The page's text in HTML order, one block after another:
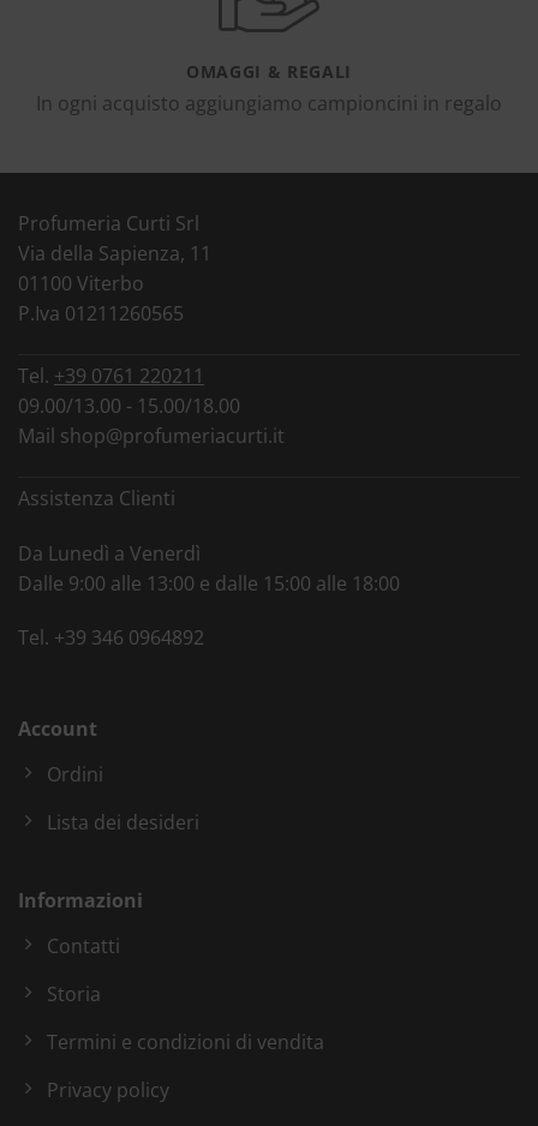
OMAGGI & REGALI
In ogni acquisto aggiungiamo campioncini in regalo
Profumeria Curti Srl
Via della Sapienza, 11
01100 Viterbo
P.Iva 01211260565
Tel. +39 0761 220211
09.00/13.00 - 15.00/18.00
Mail shop@profumeriacurti.it
Assistenza Clienti
Da Lunedì a Venerdì
Dalle 9:00 alle 13:00 e dalle 15:00 alle 18:00
Tel. +39 346 0964892
Account
Ordini
Lista dei desideri
Informazioni
Contatti
Storia
Termini e condizioni di vendita
Privacy policy